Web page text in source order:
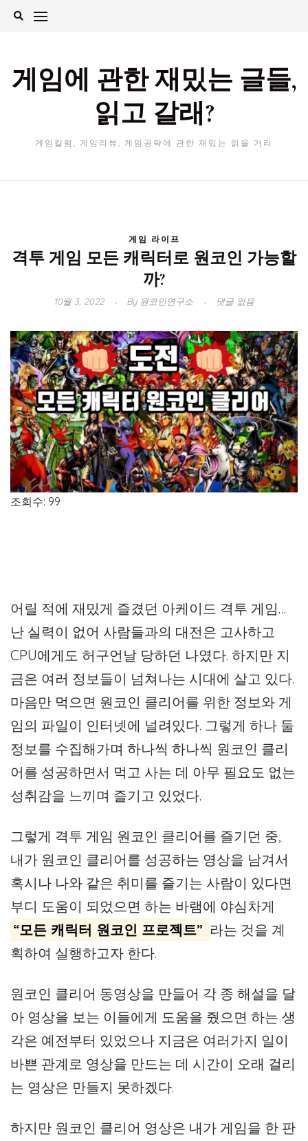
Skip
게임에 관한 재밌는 글들,
읽고 갈래?
게임칼럼, 게임리뷰, 게임공략에 관한 재밌는 읽을 거리
게임 라이프
격투 게임 모든 캐릭터로 원코인 가능할
까?
10월 3, 2022 By원코인연구소 댓글 없음
조회수: 99
어릴 적에 재밌게 즐겼던 아케이드 격투 게임…
난 실력이 없어 사람들과의 대전은 고사하고
CPU에게도 허구언날 당하던 나였다. 하지만 지
금은 여러 정보들이 넘쳐나는 시대에 살고 있다.
마음만 먹으면 원코인 클리어를 위한 정보와 게
임의 파일이 인터넷에 널려있다. 그렇게 하나 둘
정보를 수집해가며 하나씩 하나씩 원코인 클리
어를 성공하면서 먹고 사는 데 아무 필요도 없는
성취감을 느끼며 즐기고 있었다.
그렇게 격투 게임 원코인 클리어를 즐기던 중,
내가 원코인 클리어를 성공하는 영상을 남겨서
혹시나 나와 같은 취미를 즐기는 사람이 있다면
부디 도움이 되었으면 하는 바램에 야심차게
“모든 캐릭터 원코인 프로젝트” 라는 것을 계
획하여 실행하고자 한다.
원코인 클리어 동영상을 만들어 각 종 해설을 달
아 영상을 보는 이들에게 도움을 줬으면 하는 생
각은 예전부터 있었으나 지금은 여러가지 일이
바쁜 관계로 영상을 만드는 데 시간이 오래 걸리
는 영상은 만들지 못하겠다.
하지만 원코인 클리어 영상은 내가 게임을 한 판